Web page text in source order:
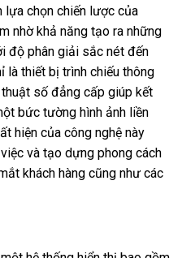
lựa chọn chiến lược của
nhờ khả năng tạo ra những
độ phân giải sắc nét đến
là thiết bị trình chiếu thông
số đẳng cấp giúp kết
bức tường hình ảnh liền
hiện của công nghệ này
và tạo dựng phong cách
khách hàng cũng như các